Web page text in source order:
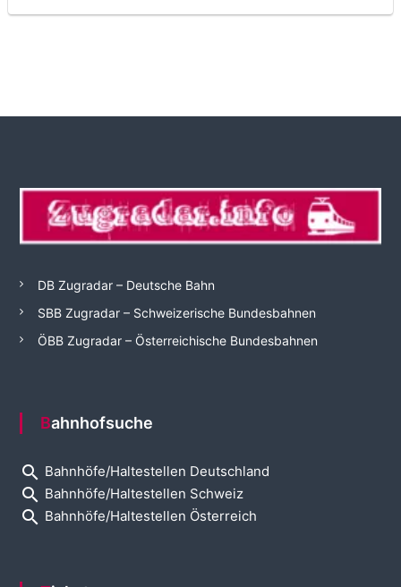
DB Zugradar – Deutsche Bahn
SBB Zugradar – Schweizerische Bundesbahnen
ÖBB Zugradar – Österreichische Bundesbahnen
Bahnhofsuche
search Bahnhöfe/Haltestellen Deutschland
search Bahnhöfe/Haltestellen Schweiz
search Bahnhöfe/Haltestellen Österreich